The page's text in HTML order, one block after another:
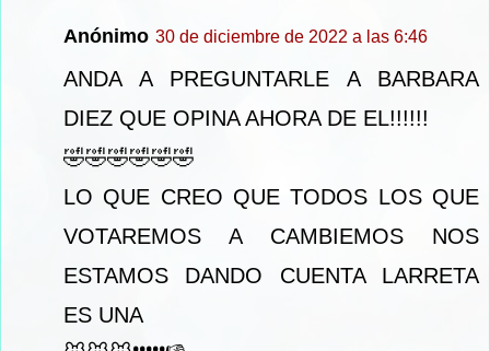
Anónimo 30 de diciembre de 2022 a las 6:46
ANDA A PREGUNTARLE A BARBARA
DIEZ QUE OPINA AHORA DE EL!!!!!!
🤣🤣🤣🤣🤣🤣
LO QUE CREO QUE TODOS LOS QUE
VOTAREMOS A CAMBIEMOS NOS
ESTAMOS DANDO CUENTA LARRETA
ES UNA